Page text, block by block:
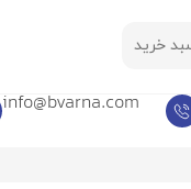
خرید
info@bvarna.com